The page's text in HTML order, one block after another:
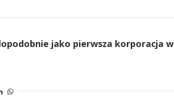
jako pierwsza korporacja w